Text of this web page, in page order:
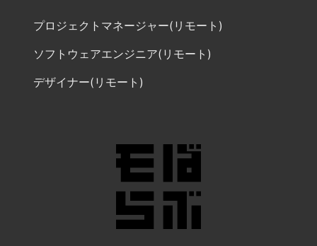
プロジェクトマネージャー(リモート)
ソフトウェアエンジニア(リモート)
デザイナー(リモート)